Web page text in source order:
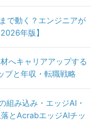
で動く？エンジニアが
年版】
へキャリアアップする
プと年収・転職戦略
組み込み・エッジAI・
とAcrabエッジAIチッ